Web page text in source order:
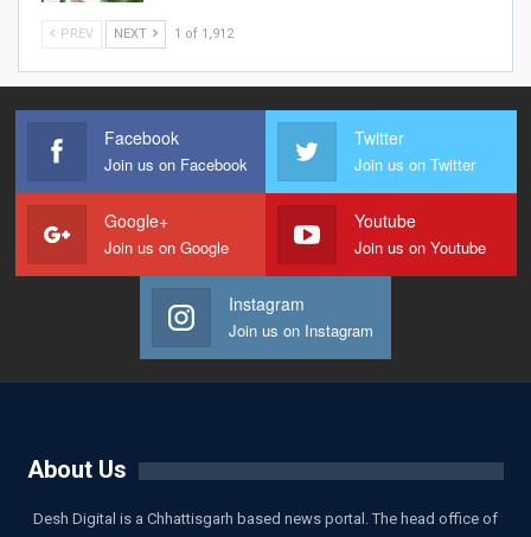
PREV NEXT 1 of 1,912
Facebook
Join us on Facebook
Twitter
Join us on Twitter
Google+
Join us on Google
Youtube
Join us on Youtube
Instagram
Join us on Instagram
About Us
Desh Digital is a Chhattisgarh based news portal. The head office of